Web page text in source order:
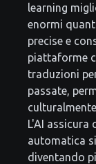
learning
enormi
precise e
piattaforme
traduzioni
passate,
L'AI assicura
automatica
diventando